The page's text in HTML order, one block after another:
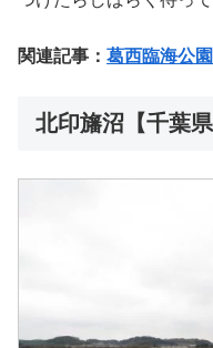
関連記事： 葛西臨海公
北印旛沼【千葉県